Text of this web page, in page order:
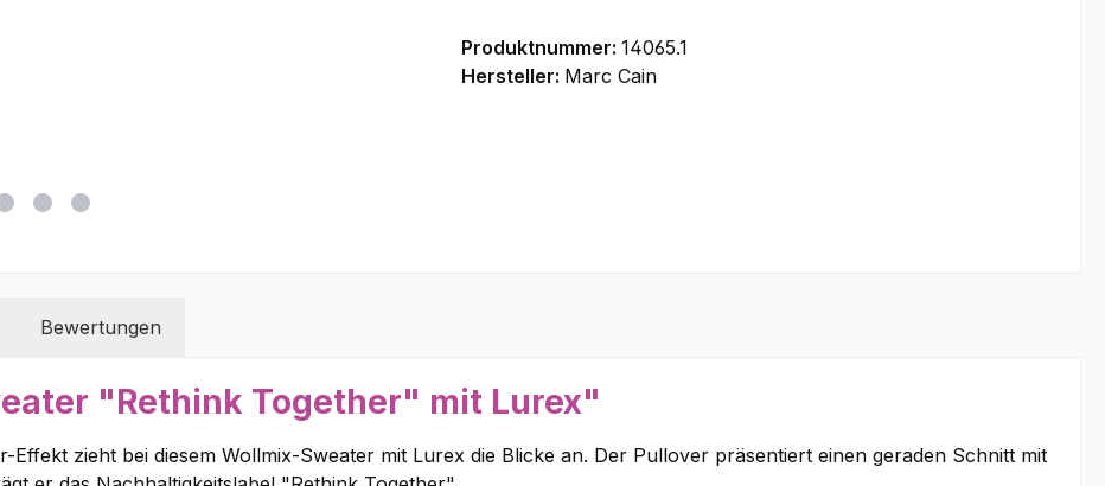
Produktnummer: 14065.1
Hersteller: Marc Cain
Bewertungen
"Rethink Together" mit Lurex"
zieht bei diesem Wollmix-Sweater mit Lurex die Blicke an. Der Pullover präsentiert einen geraden Schnitt mit